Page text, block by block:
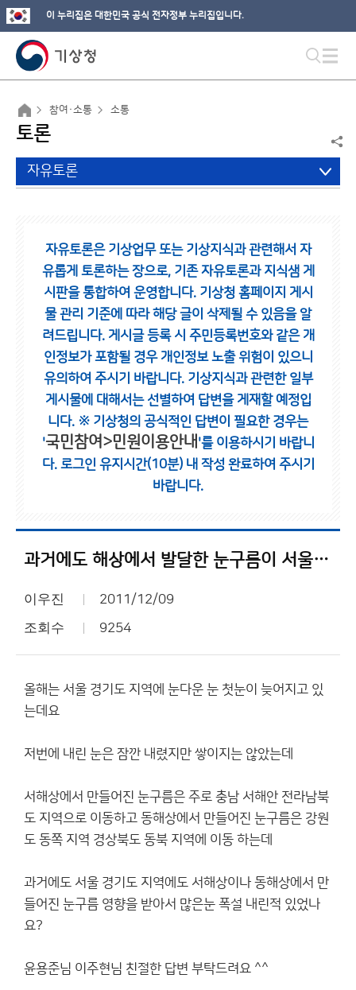
이 누리집은 대한민국 공식 전자정부 누리집입니다.
참여·소통 소통
토론
자유토론
자유토론은 기상업무 또는 기상지식과 관련해서 자
유롭게 토론하는 장으로, 기존 자유토론과 지식샘 게
시판을 통합하여 운영합니다. 기상청 홈페이지 게시
물 관리 기준에 따라 해당 글이 삭제될 수 있음을 알
려드립니다. 게시글 등록 시 주민등록번호와 같은 개
인정보가 포함될 경우 개인정보 노출 위험이 있으니
유의하여 주시기 바랍니다. 기상지식과 관련한 일부
게시물에 대해서는 선별하여 답변을 게재할 예정입
니다. ※ 기상청의 공식적인 답변이 필요한 경우는
'국민참여>민원이용안내 '를 이용하시기 바랍니
다. 로그인 유지시간(10분) 내 작성 완료하여 주시기
바랍니다.
과거에도 해상에서 발달한 눈구름이 서울 경기도 지역에도.......
이우진 2011/12/09
조회수 9254
올해는 서울 경기도 지역에 눈다운 눈 첫눈이 늦어지고 있
는데요
저번에 내린 눈은 잠깐 내렸지만 쌓이지는 않았는데
서해상에서 만들어진 눈구름은 주로 충남 서해안 전라남북
도 지역으로 이동하고 동해상에서 만들어진 눈구름은 강원
도 동쪽 지역 경상북도 동북 지역에 이동 하는데
과거에도 서울 경기도 지역에도 서해상이나 동해상에서 만
들어진 눈구름 영향을 받아서 많은눈 폭설 내린적 있었나
요?
윤용준님 이주현님 친절한 답변 부탁드려요 ^^